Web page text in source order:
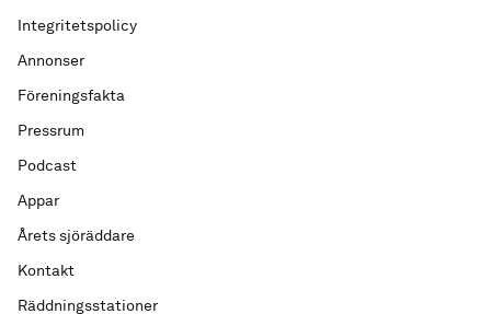
Integritetspolicy
Annonser
Föreningsfakta
Pressrum
Podcast
Appar
Årets sjöräddare
Kontakt
Räddningsstationer